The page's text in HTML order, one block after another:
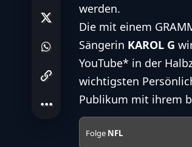
werden.
Die mit einem
Sängerin KAROL G
YouTube* in der
wichtigsten
Publikum mit ihrem
Folge NFL